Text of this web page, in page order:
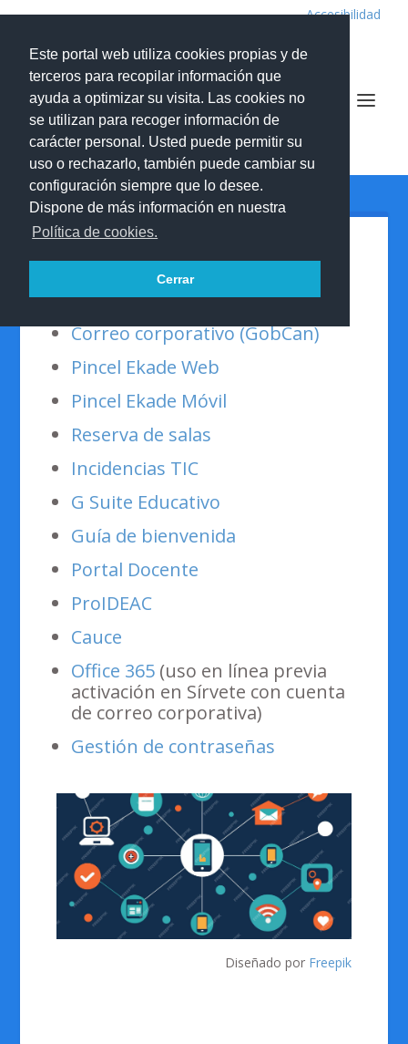
Este portal web utiliza cookies propias y de
terceros para recopilar información que
ayuda a optimizar su visita. Las cookies no
se utilizan para recoger información de
carácter personal. Usted puede permitir su
uso o rechazarlo, también puede cambiar su
configuración siempre que lo desee.
Dispone de más información en nuestra
Política de cookies.
Cerrar
Accesibilidad
IES de Tafira - Nelson Mandela
ENLACES ÚTILES
Correo corporativo (GobCan)
Pincel Ekade Web
Pincel Ekade Móvil
Reserva de salas
Incidencias TIC
G Suite Educativo
Guía de bienvenida
Portal Docente
ProIDEAC
Cauce
Office 365 (uso en línea previa
activación en Sírvete con cuenta
de correo corporativa)
Gestión de contraseñas
Diseñado por Freepik